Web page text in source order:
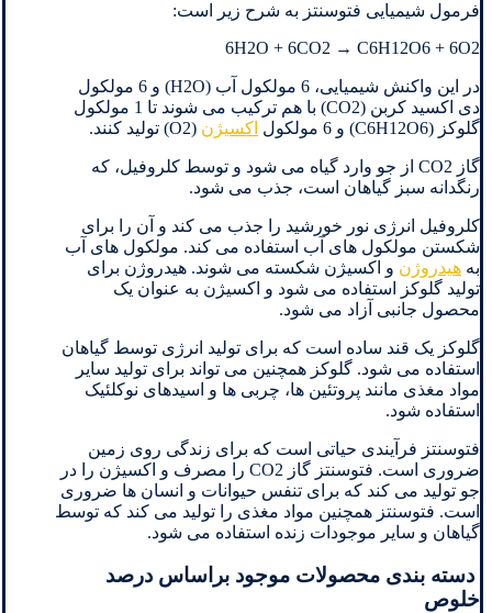
فرمول شیمیایی فتوسنتز به شرح زیر است:
6H2O + 6CO2 → C6H12O6 + 6O2
در این واکنش شیمیایی، 6 مولکول آب (H2O) و 6 مولکول
دی اکسید کربن (CO2) با هم ترکیب می شوند تا 1 مولکول
گلوکز (C6H12O6) و 6 مولکول
اکسیژن (O2) تولید کنند.
گاز CO2 از جو وارد گیاه می شود و توسط کلروفیل، که
رنگدانه سبز گیاهان است، جذب می شود.
کلروفیل انرژی نور خورشید را جذب می کند و آن را برای
شکستن مولکول های آب استفاده می کند. مولکول های آب
به هیدروژن و اکسیژن شکسته می شوند. هیدروژن برای
تولید گلوکز استفاده می شود و اکسیژن به عنوان یک
محصول جانبی آزاد می شود.
گلوکز یک قند ساده است که برای تولید انرژی توسط گیاهان
استفاده می شود. گلوکز همچنین می تواند برای تولید سایر
مواد مغذی مانند پروتئین ها، چربی ها و اسیدهای نوکلئیک
استفاده شود.
فتوسنتز فرآیندی حیاتی است که برای زندگی روی زمین
ضروری است. فتوسنتز گاز CO2 را مصرف و اکسیژن را در
جو تولید می کند که برای تنفس حیوانات و انسان ها ضروری
است. فتوسنتز همچنین مواد مغذی را تولید می کند که توسط
گیاهان و سایر موجودات زنده استفاده می شود.
دسته بندی محصولات موجود براساس درصد
خلوص